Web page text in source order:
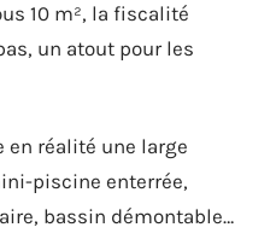
10 m², la fiscalité
un atout pour les
réalité une large
piscine enterrée,
bassin démontable…